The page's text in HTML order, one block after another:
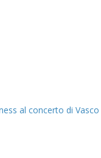
al concerto di Vasco